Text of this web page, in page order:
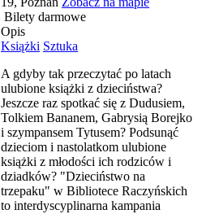
Bilety darmowe
Opis
Książki Sztuka
A gdyby tak przeczytać po latach
ulubione książki z dzieciństwa?
Jeszcze raz spotkać się z Dudusiem,
Tolkiem Bananem, Gabrysią Borejko
i szympansem Tytusem? Podsunąć
dzieciom i nastolatkom ulubione
książki z młodości ich rodziców i
dziadków? "Dzieciństwo na
trzepaku" w Bibliotece Raczyńskich
to interdyscyplinarna kampania